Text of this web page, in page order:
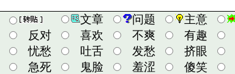
文章 问题 主意
反对 喜欢 不爽 有趣
忧愁 吐舌 发愁 挤眼
急死 鬼脸 羞涩 傻笑